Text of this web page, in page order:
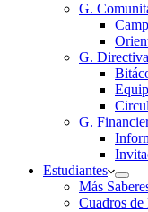
G.
G. Directiva
G.
Estudiantes
Más
Cuadros